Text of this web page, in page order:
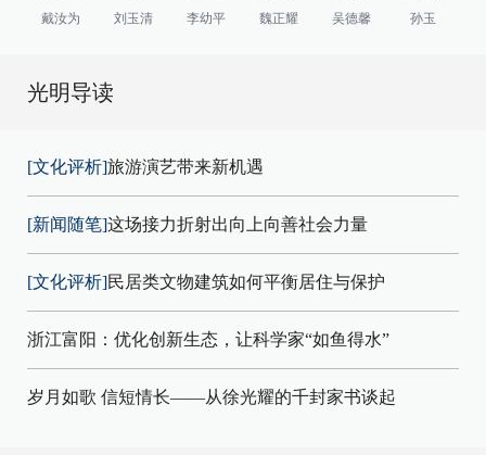
戴汝为
刘玉清 李幼平 魏正耀 吴德馨 孙玉
光明导读
[文化评析]旅游演艺带来新机遇
[新闻随笔]这场接力折射出向上向善社会力量
[文化评析]民居类文物建筑如何平衡居住与保护
浙江富阳：优化创新生态，让科学家“如鱼得水”
岁月如歌 信短情长——从徐光耀的千封家书谈起